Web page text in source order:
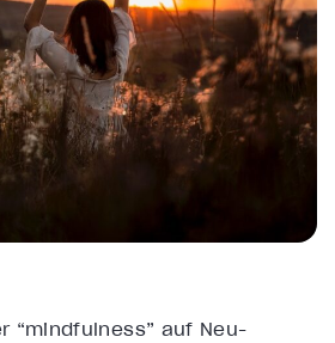
“mindfulness” auf Neu-